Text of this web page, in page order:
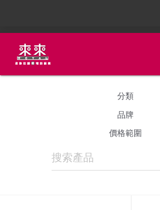
分類
品牌
價格範圍